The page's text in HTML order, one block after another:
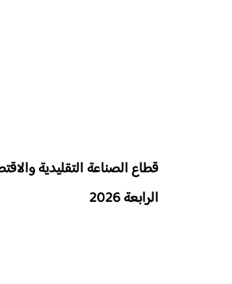
قطاع الصناعة التقليدية
الرابعة